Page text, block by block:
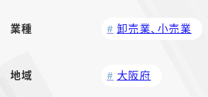
業種 卸売業、小売業
地域 大阪府